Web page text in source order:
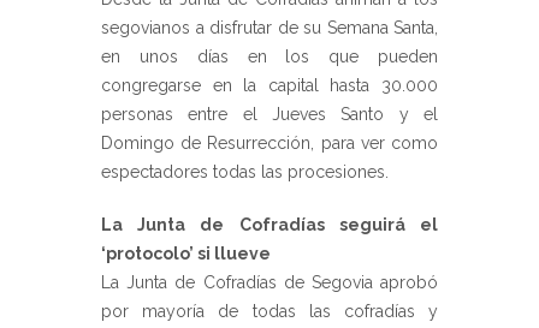
segovianos a disfrutar de su Semana Santa,
en unos días en los que pueden
congregarse en la capital hasta 30.000
personas entre el Jueves Santo y el
Domingo de Resurrección, para ver como
espectadores todas las procesiones.
La Junta de Cofradías seguirá el
‘protocolo’ si llueve
La Junta de Cofradías de Segovia aprobó
por mayoría de todas las cofradías y